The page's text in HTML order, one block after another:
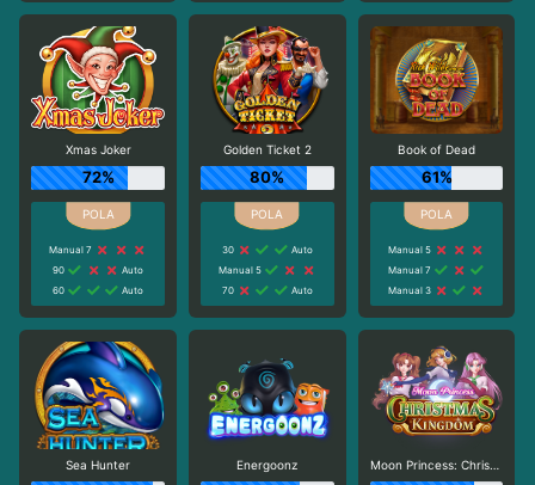
Xmas Joker
72%
Manual 7
90
Auto
60
Auto
Golden Ticket 2
80%
30
Auto
Manual 5
70
Auto
Book of Dead
61%
Manual 5
Manual 7
Manual 3
Sea Hunter Energoonz Moon Princess: Christmas Kingdom